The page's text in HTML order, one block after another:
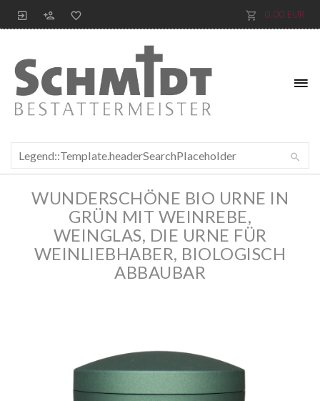
0,00 EUR
WUNDERSCHÖNE BIO URNE IN
GRÜN MIT WEINREBE,
WEINGLAS, DIE URNE FÜR
WEINLIEBHABER, BIOLOGISCH
ABBAUBAR